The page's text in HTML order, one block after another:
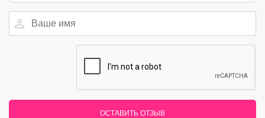
ОСТАВИТЬ ОТЗЫВ